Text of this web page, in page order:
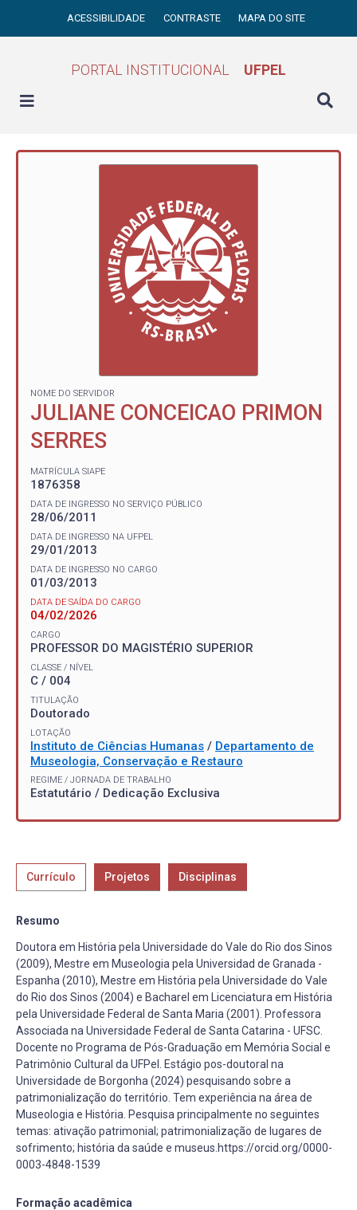
ACESSIBILIDADE CONTRASTE MAPA DO SITE
PORTAL INSTITUCIONAL UFPEL
NOME DO SERVIDOR
JULIANE CONCEICAO PRIMON
SERRES
MATRÍCULA SIAPE
1876358
DATA DE INGRESSO NO SERVIÇO PÚBLICO
28/06/2011
DATA DE INGRESSO NA UFPEL
29/01/2013
DATA DE INGRESSO NO CARGO
01/03/2013
DATA DE SAÍDA DO CARGO
04/02/2026
CARGO
PROFESSOR DO MAGISTÉRIO SUPERIOR
CLASSE / NÍVEL
C / 004
TITULAÇÃO
Doutorado
LOTAÇÃO
Instituto de Ciências Humanas / Departamento de
Museologia, Conservação e Restauro
REGIME / JORNADA DE TRABALHO
Estatutário / Dedicação Exclusiva
Currículo Projetos Disciplinas
Resumo
Doutora em História pela Universidade do Vale do Rio dos Sinos
(2009), Mestre em Museologia pela Universidad de Granada -
Espanha (2010), Mestre em História pela Universidade do Vale
do Rio dos Sinos (2004) e Bacharel em Licenciatura em História
pela Universidade Federal de Santa Maria (2001). Professora
Associada na Universidade Federal de Santa Catarina - UFSC.
Docente no Programa de Pós-Graduação em Memória Social e
Patrimônio Cultural da UFPel. Estágio pos-doutoral na
Universidade de Borgonha (2024) pesquisando sobre a
patrimonialização do território. Tem experiência na área de
Museologia e História. Pesquisa principalmente no seguintes
temas: ativação patrimonial; patrimonialização de lugares de
sofrimento; história da saúde e museus.https://orcid.org/0000-
0003-4848-1539
Formação acadêmica